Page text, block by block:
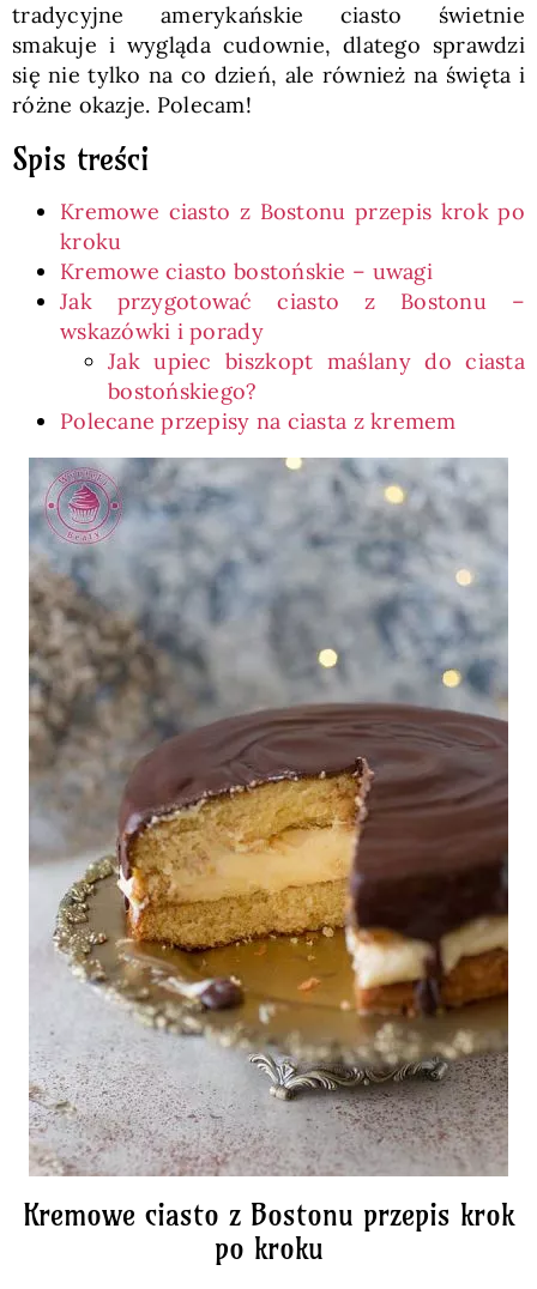
tradycyjne amerykańskie ciasto świetnie
smakuje i wygląda cudownie, dlatego sprawdzi
się nie tylko na co dzień, ale również na święta i
różne okazje. Polecam!
Spis treści
Kremowe ciasto z Bostonu przepis krok po
kroku
Kremowe ciasto bostońskie – uwagi
Jak przygotować ciasto z Bostonu –
wskazówki i porady
Jak upiec biszkopt maślany do ciasta
bostońskiego?
Polecane przepisy na ciasta z kremem
Kremowe ciasto z Bostonu przepis krok
po kroku